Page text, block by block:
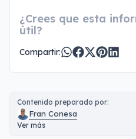
¿Crees que esta
útil?
Compartir:
Contenido preparado por:
Fran Conesa
Ver más